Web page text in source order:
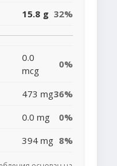
15.8 g 32%
0.0
mcg
0%
473 mg36%
0.0 mg
0%
394 mg 8%